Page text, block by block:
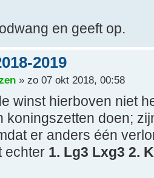
en geeft op.
2019
» zo 07 okt 2018, 00:58
winst hierboven niet
koningszetten doen;
er anders één
echter 1. Lg3 Lxg3 2.